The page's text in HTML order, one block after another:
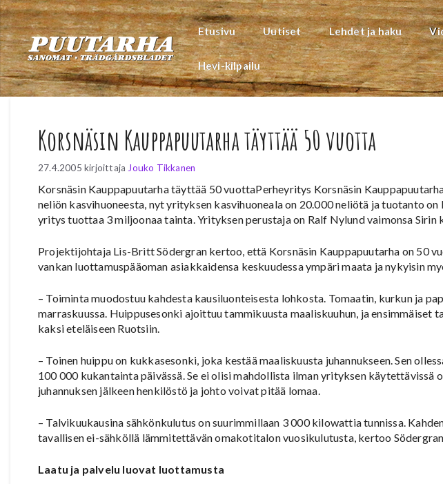
Siirry
sisältöön
Etusivu Uutiset Lehdet ja haku
Hevi-kilpailu
Korsnäsin Kauppapuutarha täyttää 50 vuotta
27.4.2005 kirjoittaja Jouko Tikkanen
Korsnäsin Kauppapuutarha täyttää 50 vuottaPerheyritys Korsnäsin
neliön kasvihuoneesta, nyt yrityksen kasvihuoneala on 20.000 neliötä ja tuotanto
yritys tuottaa 3 miljoonaa tainta. Yrityksen perustaja on Ralf Nylund vaimonsa Sirin
Projektijohtaja Lis-Britt Södergran kertoo, että Korsnäsin Kauppapuutarha on 50
vankan luottamuspääoman asiakkaidensa keskuudessa ympäri maata ja nykyisin
– Toiminta muodostuu kahdesta kausiluonteisesta lohkosta. Tomaatin, kurkun ja
marraskuussa. Huippusesonki ajoittuu tammikuusta maaliskuuhun, ja ensimmäiset
kaksi eteläiseen Ruotsiin.
– Toinen huippu on kukkasesonki, joka kestää maaliskuusta juhannukseen. Sen
100 000 kukantainta päivässä. Se ei olisi mahdollista ilman yrityksen käytettävissä
juhannuksen jälkeen henkilöstö ja johto voivat pitää lomaa.
– Talvikuukausina sähkönkulutus on suurimmillaan 3 000 kilowattia tunnissa.
tavallisen ei-sähköllä lämmitettävän omakotitalon vuosikulutusta, kertoo Södergran.
Laatu ja palvelu luovat luottamusta